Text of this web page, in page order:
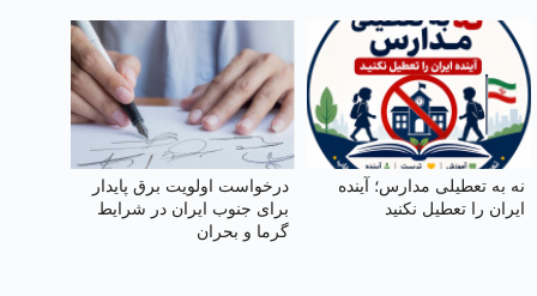
نه به تعطیلی مدارس؛ آینده
ایران را تعطیل نکنید
درخواست اولویت برق پایدار
برای جنوب ایران در شرایط
گرما و بحران